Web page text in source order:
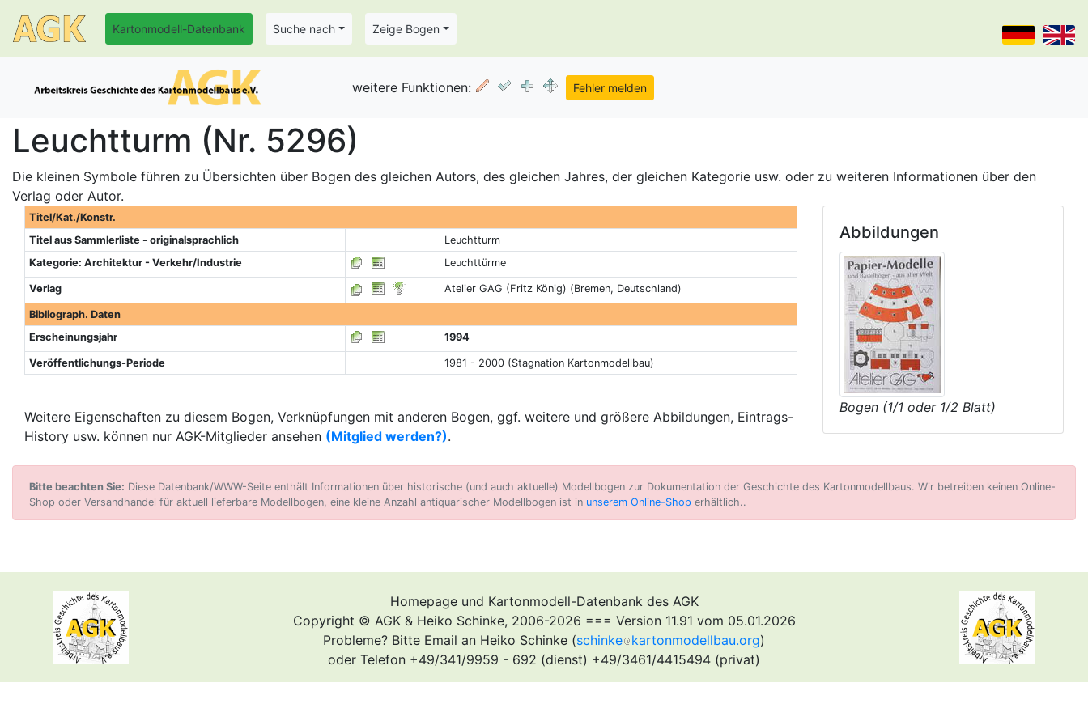
Kartonmodell-Datenbank Suche nach Zeige Bogen
weitere Funktionen:
Leuchtturm (Nr. 5296)
Die kleinen Symbole führen zu Übersichten über Bogen des gleichen Autors, des gleichen Jahres, der gleichen Kategorie usw. oder zu weiteren Informationen über den
Verlag oder Autor.
Titel/Kat./Konstr.
Titel aus Sammlerliste - originalsprachlich
Leuchtturm
Kategorie: Architektur - Verkehr/Industrie
Leuchttürme
Verlag Atelier GAG (Fritz König) (Bremen, Deutschland)
Bibliograph. Daten
Erscheinungsjahr
1994
Veröffentlichungs-Periode 1981 - 2000 (Stagnation Kartonmodellbau)
Weitere Eigenschaften zu diesem Bogen, Verknüpfungen mit anderen Bogen, ggf. weitere und größere Abbildungen, Eintrags-
History usw. können nur AGK-Mitglieder ansehen (Mitglied werden?).
Abbildungen
Bogen (1/1 oder 1/2 Blatt)
Bitte beachten Sie: Diese Datenbank/WWW-Seite enthält Informationen über historische (und auch aktuelle) Modellbogen zur Dokumentation der Geschichte des Kartonmodellbaus. Wir betreiben keinen Online-
Shop oder Versandhandel für aktuell lieferbare Modellbogen, eine kleine Anzahl antiquarischer Modellbogen ist in unserem Online-Shop erhältlich..
Homepage und Kartonmodell-Datenbank des AGK
Copyright © AGK & Heiko Schinke, 2006-2026 === Version 11.91 vom 05.01.2026
Probleme? Bitte Email an Heiko Schinke (schinke kartonmodellbau.org)
oder Telefon +49/341/9959 - 692 (dienst) +49/3461/4415494 (privat)